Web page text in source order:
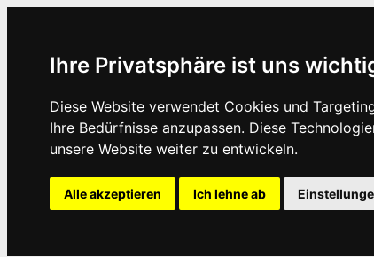
Ihre Privatsphäre ist uns
Diese Website verwendet Cookies und
Ihre Bedürfnisse anzupassen. Diese
unsere Website weiter zu entwickeln.
Alle akzeptieren Ich lehne ab